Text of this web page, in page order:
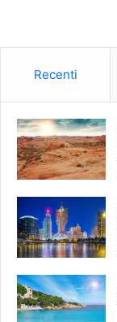
Recenti